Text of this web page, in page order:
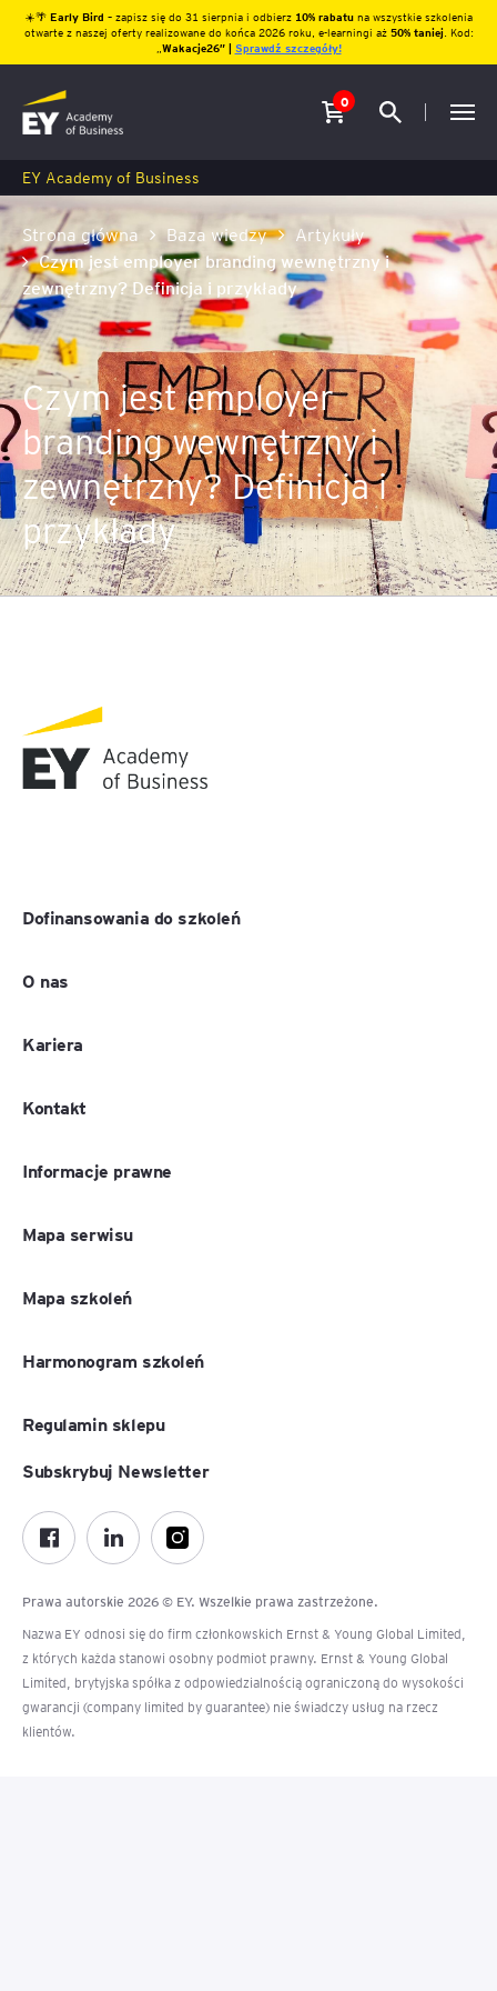
☀️🌴 Early Bird – zapisz się do 31 sierpnia i odbierz10% rabatu na wszystkie szkolenia
otwarte z naszej oferty realizowane do końca 2026 roku, e-learningi aż 50% taniej. Kod:
Wakacje26″ | Sprawdź szczegóły!
0
EY Academy of Business
Strona główna Baza wiedzy
Artykuły
Czym jest employer branding wewnętrzny i
zewnętrzny? Definicja i przykłady
Czym jest employer
branding wewnętrzny i
zewnętrzny? Definicja i
przykłady
Dofinansowania do szkoleń
O nas
Kariera
Kontakt
Informacje prawne
Mapa serwisu
Mapa szkoleń
Harmonogram szkoleń
Regulamin sklepu
Prawa autorskie 2026 © EY. Wszelkie prawa zastrzeżone.
Nazwa EY odnosi się do firm członkowskich Ernst & Young Global Limited,
z których każda stanowi osobny podmiot prawny. Ernst & Young Global
Limited, brytyjska spółka z odpowiedzialnością ograniczoną do wysokości
gwarancji (company limited by guarantee) nie świadczy usług na rzecz
klientów.
Subskrybuj Newsletter